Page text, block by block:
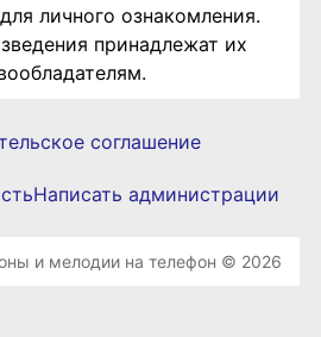
личного ознакомления.
принадлежат их
соглашение
Написать администрации
и мелодии на телефон © 2026